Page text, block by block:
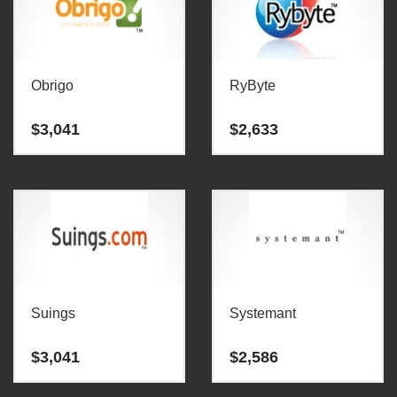
Obrigo
$3,041
RyByte
$2,633
Suings
$3,041
Systemant
$2,586